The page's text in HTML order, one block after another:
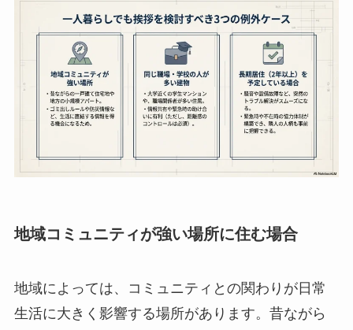
地域コミュニティが強い場所に住む場合
地域によっては、コミュニティとの関わりが日常
生活に大きく影響する場所があります。昔ながら